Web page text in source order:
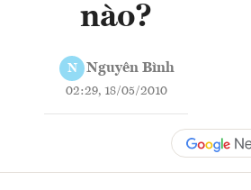
nào?
N Nguyên Bình
02:29, 18/05/2010